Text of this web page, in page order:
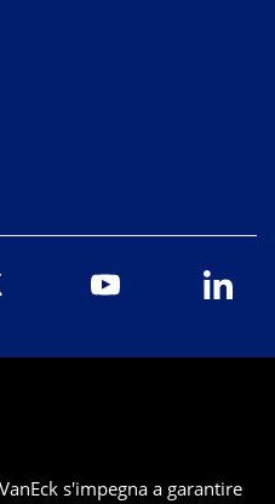
s'impegna a garantire